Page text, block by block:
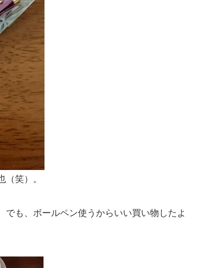
（笑）。
も、ボールペン使うからいい買い物したよ